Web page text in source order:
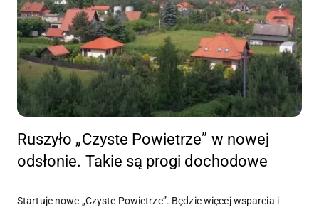
Ruszyło „Czyste Powietrze” w nowej
odsłonie. Takie są progi dochodowe
Startuje nowe „Czyste Powietrze”. Będzie więcej wsparcia i